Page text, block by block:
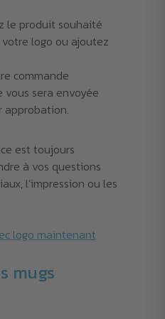
le produit souhaité
logo ou ajoutez
commande
vous sera envoyée
approbation.
est toujours
à vos questions
l’impression ou les
logo maintenant
mugs